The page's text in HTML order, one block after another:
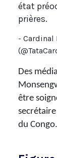
état
prières.
- Cardinal
Des
être
du Congo.